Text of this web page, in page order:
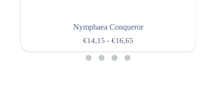
Nymphaea Conqueror
€14,15 -€16,65